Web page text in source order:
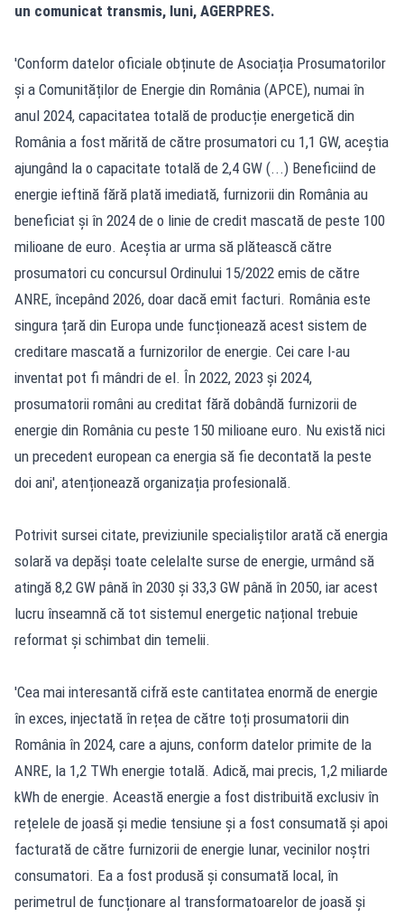
un comunicat transmis, luni, AGERPRES.
'Conform datelor oficiale obținute de Asociația Prosumatorilor
și a Comunităților de Energie din România (APCE), numai în
anul 2024, capacitatea totală de producție energetică din
România a fost mărită de către prosumatori cu 1,1 GW, aceștia
ajungând la o capacitate totală de 2,4 GW (...) Beneficiind de
energie ieftină fără plată imediată, furnizorii din România au
beneficiat și în 2024 de o linie de credit mascată de peste 100
milioane de euro. Aceștia ar urma să plătească către
prosumatori cu concursul Ordinului 15/2022 emis de către
ANRE, începând 2026, doar dacă emit facturi. România este
singura țară din Europa unde funcționează acest sistem de
creditare mascată a furnizorilor de energie. Cei care l-au
inventat pot fi mândri de el. În 2022, 2023 și 2024,
prosumatorii români au creditat fără dobândă furnizorii de
energie din România cu peste 150 milioane euro. Nu există nici
un precedent european ca energia să fie decontată la peste
doi ani', atenționează organizația profesională.
Potrivit sursei citate, previziunile specialiștilor arată că energia
solară va depăși toate celelalte surse de energie, urmând să
atingă 8,2 GW până în 2030 și 33,3 GW până în 2050, iar acest
lucru înseamnă că tot sistemul energetic național trebuie
reformat și schimbat din temelii.
'Cea mai interesantă cifră este cantitatea enormă de energie
în exces, injectată în rețea de către toți prosumatorii din
România în 2024, care a ajuns, conform datelor primite de la
ANRE, la 1,2 TWh energie totală. Adică, mai precis, 1,2 miliarde
kWh de energie. Această energie a fost distribuită exclusiv în
rețelele de joasă și medie tensiune și a fost consumată și apoi
facturată de către furnizorii de energie lunar, vecinilor noștri
consumatori. Ea a fost produsă și consumată local, în
perimetrul de funcționare al transformatoarelor de joasă și